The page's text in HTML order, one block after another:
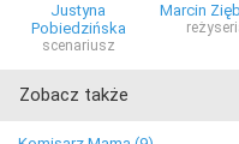
Justyna
Pobiedzińska
scenariusz
Marcin
Zobacz także